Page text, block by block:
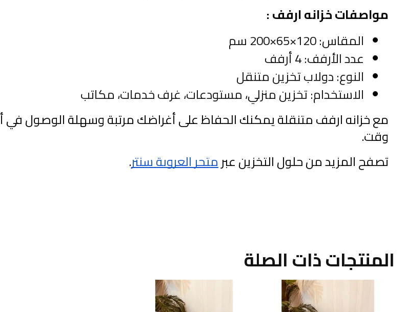
مواصفات خزانه ارفف :
المقاس: 120×65×200 سم
عدد الأرفف: 4 أرفف
النوع: دولاب تخزين متنقل
الاستخدام: تخزين منزلي، مستودعات، غرف خدمات، مكاتب
وقت.
تصفح المزيد من حلول التخزين عبرمتجر العروبة سنتر.
المنتجات ذات الصلة